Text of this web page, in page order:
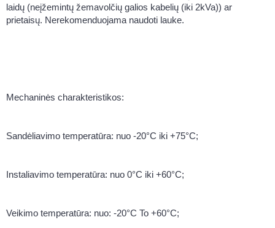
laidų (neįžemintų žemavolčių galios kabelių (iki 2kVa)) ar
prietaisų. Nerekomenduojama naudoti lauke.
Mechaninės charakteristikos:
Sandėliavimo temperatūra: nuo -20°C iki +75°C;
Instaliavimo temperatūra: nuo 0°C iki +60°C;
Veikimo temperatūra: nuo: -20°C To +60°C;